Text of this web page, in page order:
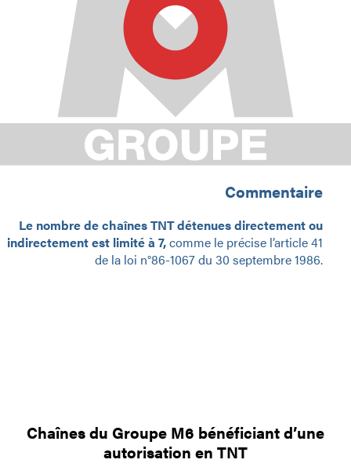
Commentaire
Le nombre de chaînes TNT détenues directement ou
indirectement est limité à 7,comme le précise l’article 41
de la loi n°86-1067 du 30 septembre 1986.
Chaînes du Groupe M6 bénéficiant d’une
autorisation en TNT